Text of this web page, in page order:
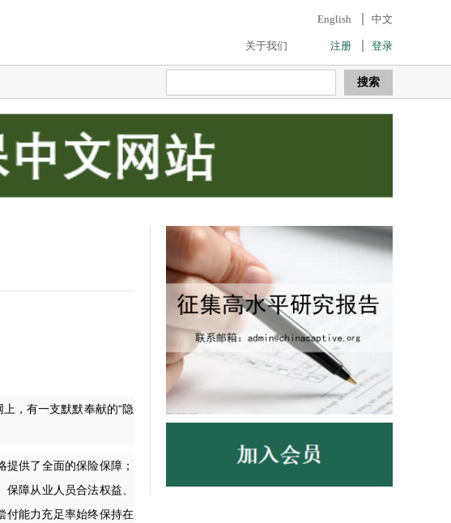
English 中文
关于我们 注册 登录
，有一支默默奉献的“隐
供了全面的保险保障；
障从业人员合法权益、
付能力充足率始终保持在